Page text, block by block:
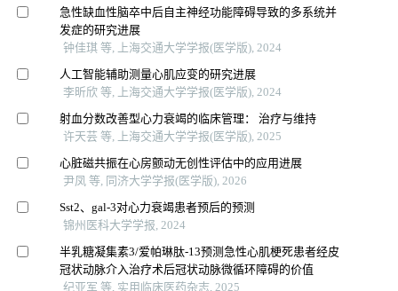
急性缺血性脑卒中后自主神经功能障碍导致的多系统并
发症的研究进展
钟佳琪 等, 上海交通大学学报(医学版), 2024
人工智能辅助测量心肌应变的研究进展
李昕欣 等, 上海交通大学学报(医学版), 2024
射血分数改善型心力衰竭的临床管理： 治疗与维持
许天芸 等, 上海交通大学学报(医学版), 2025
心脏磁共振在心房颤动无创性评估中的应用进展
尹凤 等, 同济大学学报(医学版), 2026
Sst2、gal-3对心力衰竭患者预后的预测
锦州医科大学学报, 2024
半乳糖凝集素3/爱帕琳肽-13预测急性心肌梗死患者经皮
冠状动脉介入治疗术后冠状动脉微循环障碍的价值
纪亚军 等, 实用临床医药杂志, 2025